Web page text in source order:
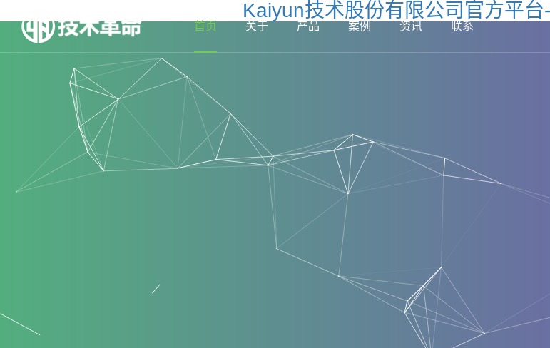
Kaiyun技术股份有限公司官方平
首页 关于 产品 案例 资讯 联系